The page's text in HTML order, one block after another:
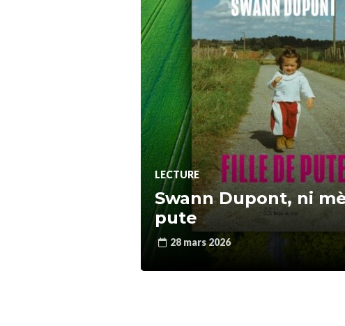
LECTURE
Swann Dupont, ni
pute
28 mars 2026